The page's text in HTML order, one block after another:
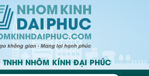
TNHH NHÔM KÍNH ĐẠI PHÚC